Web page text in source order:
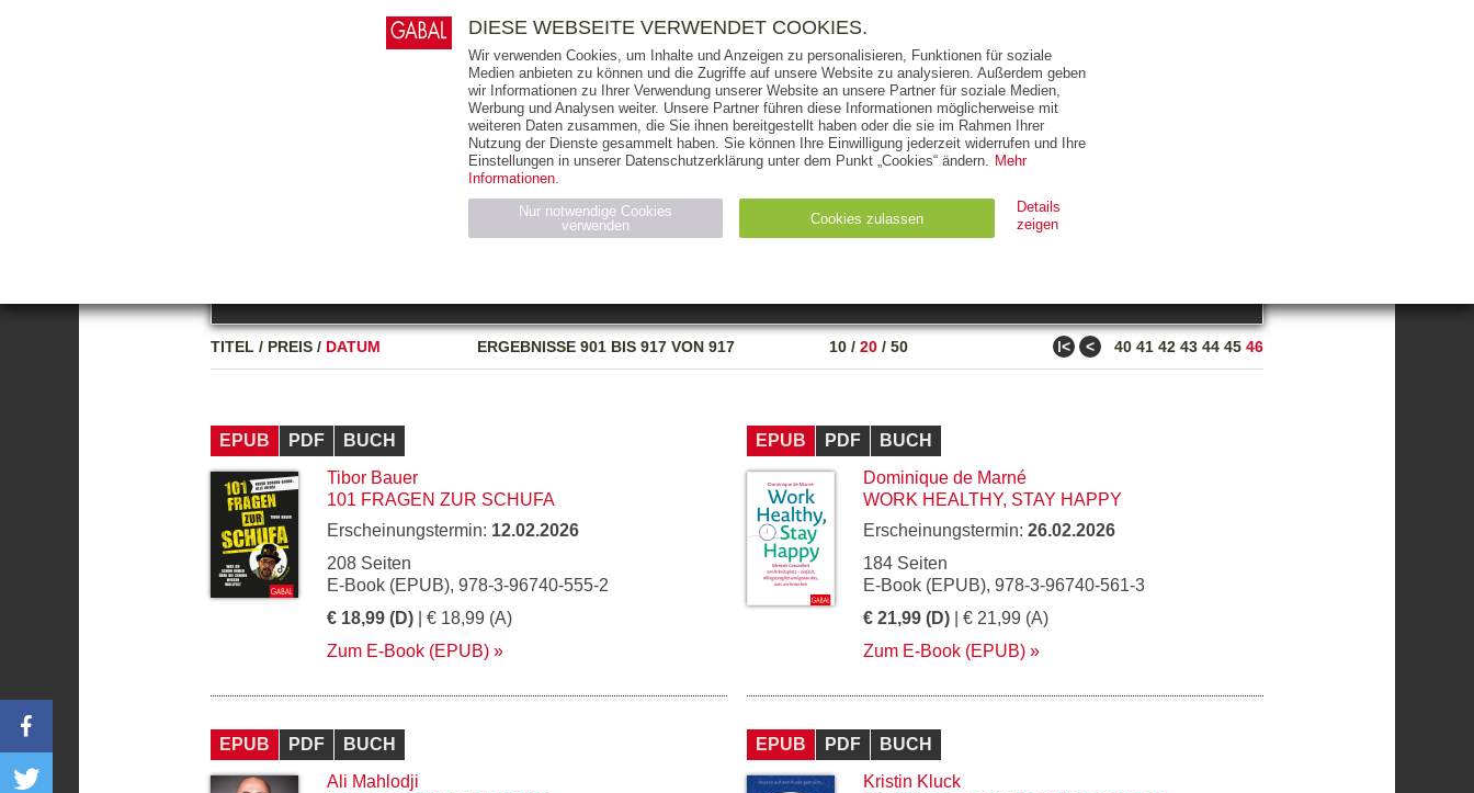
AUSGABEART AUS DER REIHE ZUM THEMA
TITEL / PREIS / DATUM ERGEBNISSE901 BIS 917 VON 917 10 / 20 / 50 ǀ< < 40 41 42 43 44 45 46
EPUB PDF
BUCH
Tibor Bauer
101 FRAGEN ZUR SCHUFA
Erscheinungstermin: 12.02.2026
208 Seiten
E-Book (EPUB), 978-3-96740-555-2
€ 18,99 (D) | € 18,99 (A)
Zum E-Book (EPUB)
EPUB PDF
BUCH
Dominique de Marné
WORK HEALTHY, STAY HAPPY
Erscheinungstermin: 26.02.2026
184 Seiten
E-Book (EPUB), 978-3-96740-561-3
€ 21,99 (D) | € 21,99 (A)
Zum E-Book (EPUB)
EPUB PDF
BUCH
Ali Mahlodji
EPUB PDF
BUCH
Kristin Kluck
E-BOOKS AUDIO-CDS MP3 NON-BOOKS
THEMEN AUTOREN VERLAG
RIGHTS PRESSE HANDEL FÜR UNTERNEHMEN
DIESE WEBSEITE VERWENDET COOKIES.
Wir verwenden Cookies, um Inhalte und Anzeigen zu personalisieren, Funktionen für soziale
Medien anbieten zu können und die Zugriffe auf unsere Website zu analysieren. Außerdem geben
wir Informationen zu Ihrer Verwendung unserer Website an unsere Partner für soziale Medien,
Werbung und Analysen weiter. Unsere Partner führen diese Informationen möglicherweise mit
weiteren Daten zusammen, die Sie ihnen bereitgestellt haben oder die sie im Rahmen Ihrer
Nutzung der Dienste gesammelt haben. Sie können Ihre Einwilligung jederzeit widerrufen und Ihre
Einstellungen in unserer Datenschutzerklärung unter dem Punkt „Cookies“ ändern. Mehr
Informationen.
Nur notwendige Cookies
verwenden
Cookies zulassen
Details
zeigen
Name Anbieter Zweck Ablauf
Typ
CMS_SESSION_ID
gabal-
Wird für die Speicherung der Benutzer-Session verwendet HTTP